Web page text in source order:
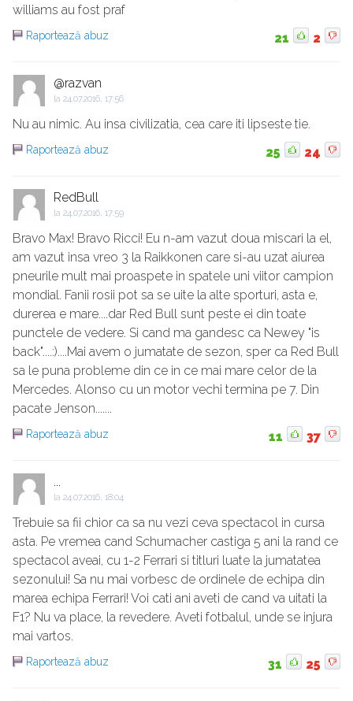
williams au fost praf
Raportează abuz 21 2
@razvan
la 24.07.2016, 17:56
Nu au nimic. Au insa civilizatia, cea care iti lipseste tie.
Raportează abuz 25 24
RedBull
la 24.07.2016, 17:59
Bravo Max! Bravo Ricci! Eu n-am vazut doua miscari la el,
am vazut insa vreo 3 la Raikkonen care si-au uzat aiurea
pneurile mult mai proaspete in spatele uni viitor campion
mondial. Fanii rosii pot sa se uite la alte sporturi, asta e,
durerea e mare....dar Red Bull sunt peste ei din toate
punctele de vedere. Si cand ma gandesc ca Newey "is
back"....:)....Mai avem o jumatate de sezon, sper ca Red Bull
sa le puna probleme din ce in ce mai mare celor de la
Mercedes. Alonso cu un motor vechi termina pe 7. Din
pacate Jenson.......
Raportează abuz 11 37
...
la 24.07.2016, 18:04
Trebuie sa fii chior ca sa nu vezi ceva spectacol in cursa
asta. Pe vremea cand Schumacher castiga 5 ani la rand ce
spectacol aveai, cu 1-2 Ferrari si titluri luate la jumatatea
sezonului! Sa nu mai vorbesc de ordinele de echipa din
marea echipa Ferrari! Voi cati ani aveti de cand va uitati la
F1? Nu va place, la revedere. Aveti fotbalul, unde se injura
mai vartos.
Raportează abuz 31 25